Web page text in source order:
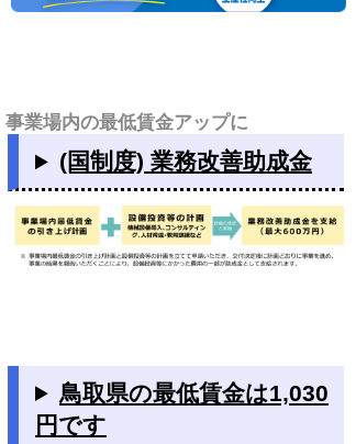
事業場内の最低賃金アップに
(国制度) 業務改善助成金
鳥取県の最低賃金は1,030
円です